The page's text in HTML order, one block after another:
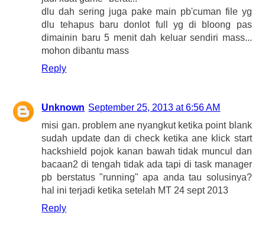
dlu dah sering juga pake main pb'cuman file yg
dlu tehapus baru donlot full yg di bloong pas
dimainin baru 5 menit dah keluar sendiri mass...
mohon dibantu mass
Reply
Unknown September 25, 2013 at 6:56 AM
misi gan. problem ane nyangkut ketika point blank
sudah update dan di check ketika ane klick start
hackshield pojok kanan bawah tidak muncul dan
bacaan2 di tengah tidak ada tapi di task manager
pb berstatus "running" apa anda tau solusinya?
hal ini terjadi ketika setelah MT 24 sept 2013
Reply